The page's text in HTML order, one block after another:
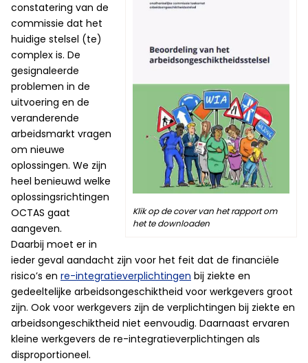
Klik op de cover van het rapport om
het te downloaden
constatering van de
commissie dat het
huidige stelsel (te)
complex is. De
gesignaleerde
problemen in de
uitvoering en de
veranderende
arbeidsmarkt vragen
om nieuwe
oplossingen. We zijn
heel benieuwd welke
oplossingsrichtingen
OCTAS gaat
aangeven.
Daarbij moet er in
ieder geval aandacht zijn voor het feit dat de financiële
risico’s en re-integratieverplichtingen bij ziekte en
gedeeltelijke arbeidsongeschiktheid voor werkgevers groot
zijn. Ook voor werkgevers zijn de verplichtingen bij ziekte en
arbeidsongeschiktheid niet eenvoudig. Daarnaast ervaren
kleine werkgevers de re-integratieverplichtingen als
disproportioneel.